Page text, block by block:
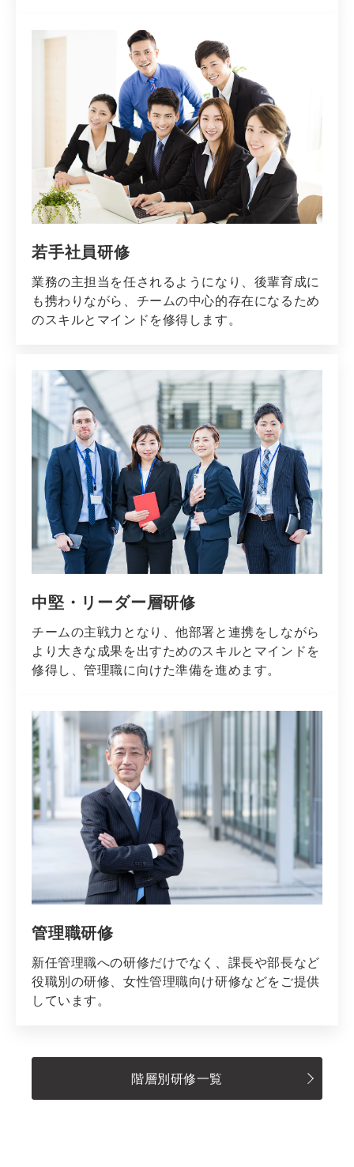
若手社員研修
業務の主担当を任されるようになり、後輩育成に
も携わりながら、チームの中心的存在になるため
のスキルとマインドを修得します。
中堅・リーダー層研修
チームの主戦力となり、他部署と連携をしながら
より大きな成果を出すためのスキルとマインドを
修得し、管理職に向けた準備を進めます。
管理職研修
新任管理職への研修だけでなく、課長や部長など
役職別の研修、女性管理職向け研修などをご提供
しています。
階層別研修一覧